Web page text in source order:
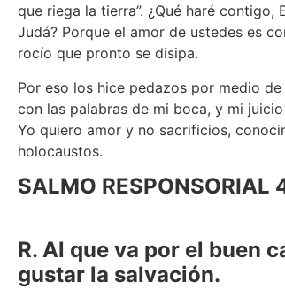
que riega la tierra”. ¿Qué haré contigo,
Judá? Porque el amor de ustedes es
rocío que pronto se disipa.
Por eso los hice pedazos por medio
con las palabras de mi boca, y mi
Yo quiero amor y no sacrificios,
holocaustos.
SALMO RESPONSORIAL
R. Al que va por el buen
gustar la salvación.